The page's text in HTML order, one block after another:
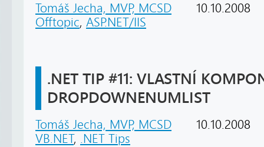
Tomáš Jecha, MVP, MCSD
10.10.2008
Offtopic, ASP.NET/IIS
.NET TIP #11: VLASTNÍ
DROPDOWNENUMLIST
Tomáš Jecha, MVP, MCSD
10.10.2008
VB.NET, .NET Tips